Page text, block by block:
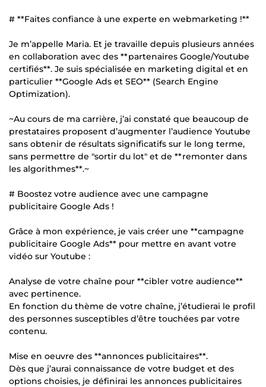
# **Faites confiance à une experte en webmarketing !**
Je m’appelle Maria. Et je travaille depuis plusieurs années
en collaboration avec des **partenaires Google/Youtube
certifiés**. Je suis spécialisée en marketing digital et en
particulier **Google Ads et SEO** (Search Engine
Optimization).
~Au cours de ma carrière, j’ai constaté que beaucoup de
prestataires proposent d’augmenter l’audience Youtube
sans obtenir de résultats significatifs sur le long terme,
sans permettre de "sortir du lot" et de **remonter dans
les algorithmes**.~
# Boostez votre audience avec une campagne
publicitaire Google Ads !
Grâce à mon expérience, je vais créer une **campagne
publicitaire Google Ads** pour mettre en avant votre
vidéo sur Youtube :
Analyse de votre chaîne pour **cibler votre audience**
avec pertinence.
En fonction du thème de votre chaîne, j’étudierai le profil
des personnes susceptibles d’être touchées par votre
contenu.
Mise en oeuvre des **annonces publicitaires**.
Dès que j’aurai connaissance de votre budget et des
options choisies, je définirai les annonces publicitaires